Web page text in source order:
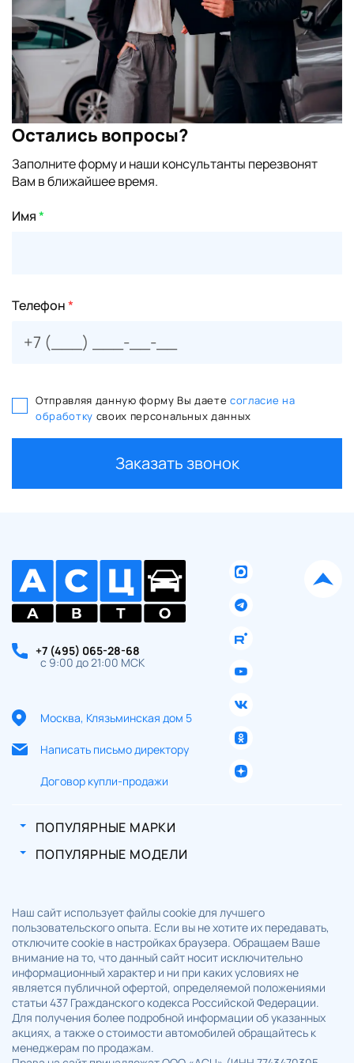
Остались вопросы?
Заполните форму и наши консультанты перезвонят
Вам в ближайшее время.
Имя*
Телефон*
Отправляя данную форму Вы даете согласие на
обработку своих персональных данных
Заказать звонок
+7 (495) 065-28-68
с 9:00 до 21:00 МСК
Москва, Клязьминская дом 5
Написать письмо директору
Договор купли-продажи
ПОПУЛЯРНЫЕ МАРКИ
ПОПУЛЯРНЫЕ МОДЕЛИ
Наш сайт использует файлы cookie для лучшего
пользовательского опыта. Если вы не хотите их передавать,
отключите cookie в настройках браузера. Обращаем Ваше
внимание на то, что данный сайт носит исключительно
информационный характер и ни при каких условиях не
является публичной офертой, определяемой положениями
статьи 437 Гражданского кодекса Российской Федерации.
Для получения более подробной информации об указанных
акциях, а также о стоимости автомобилей обращайтесь к
менеджерам по продажам.